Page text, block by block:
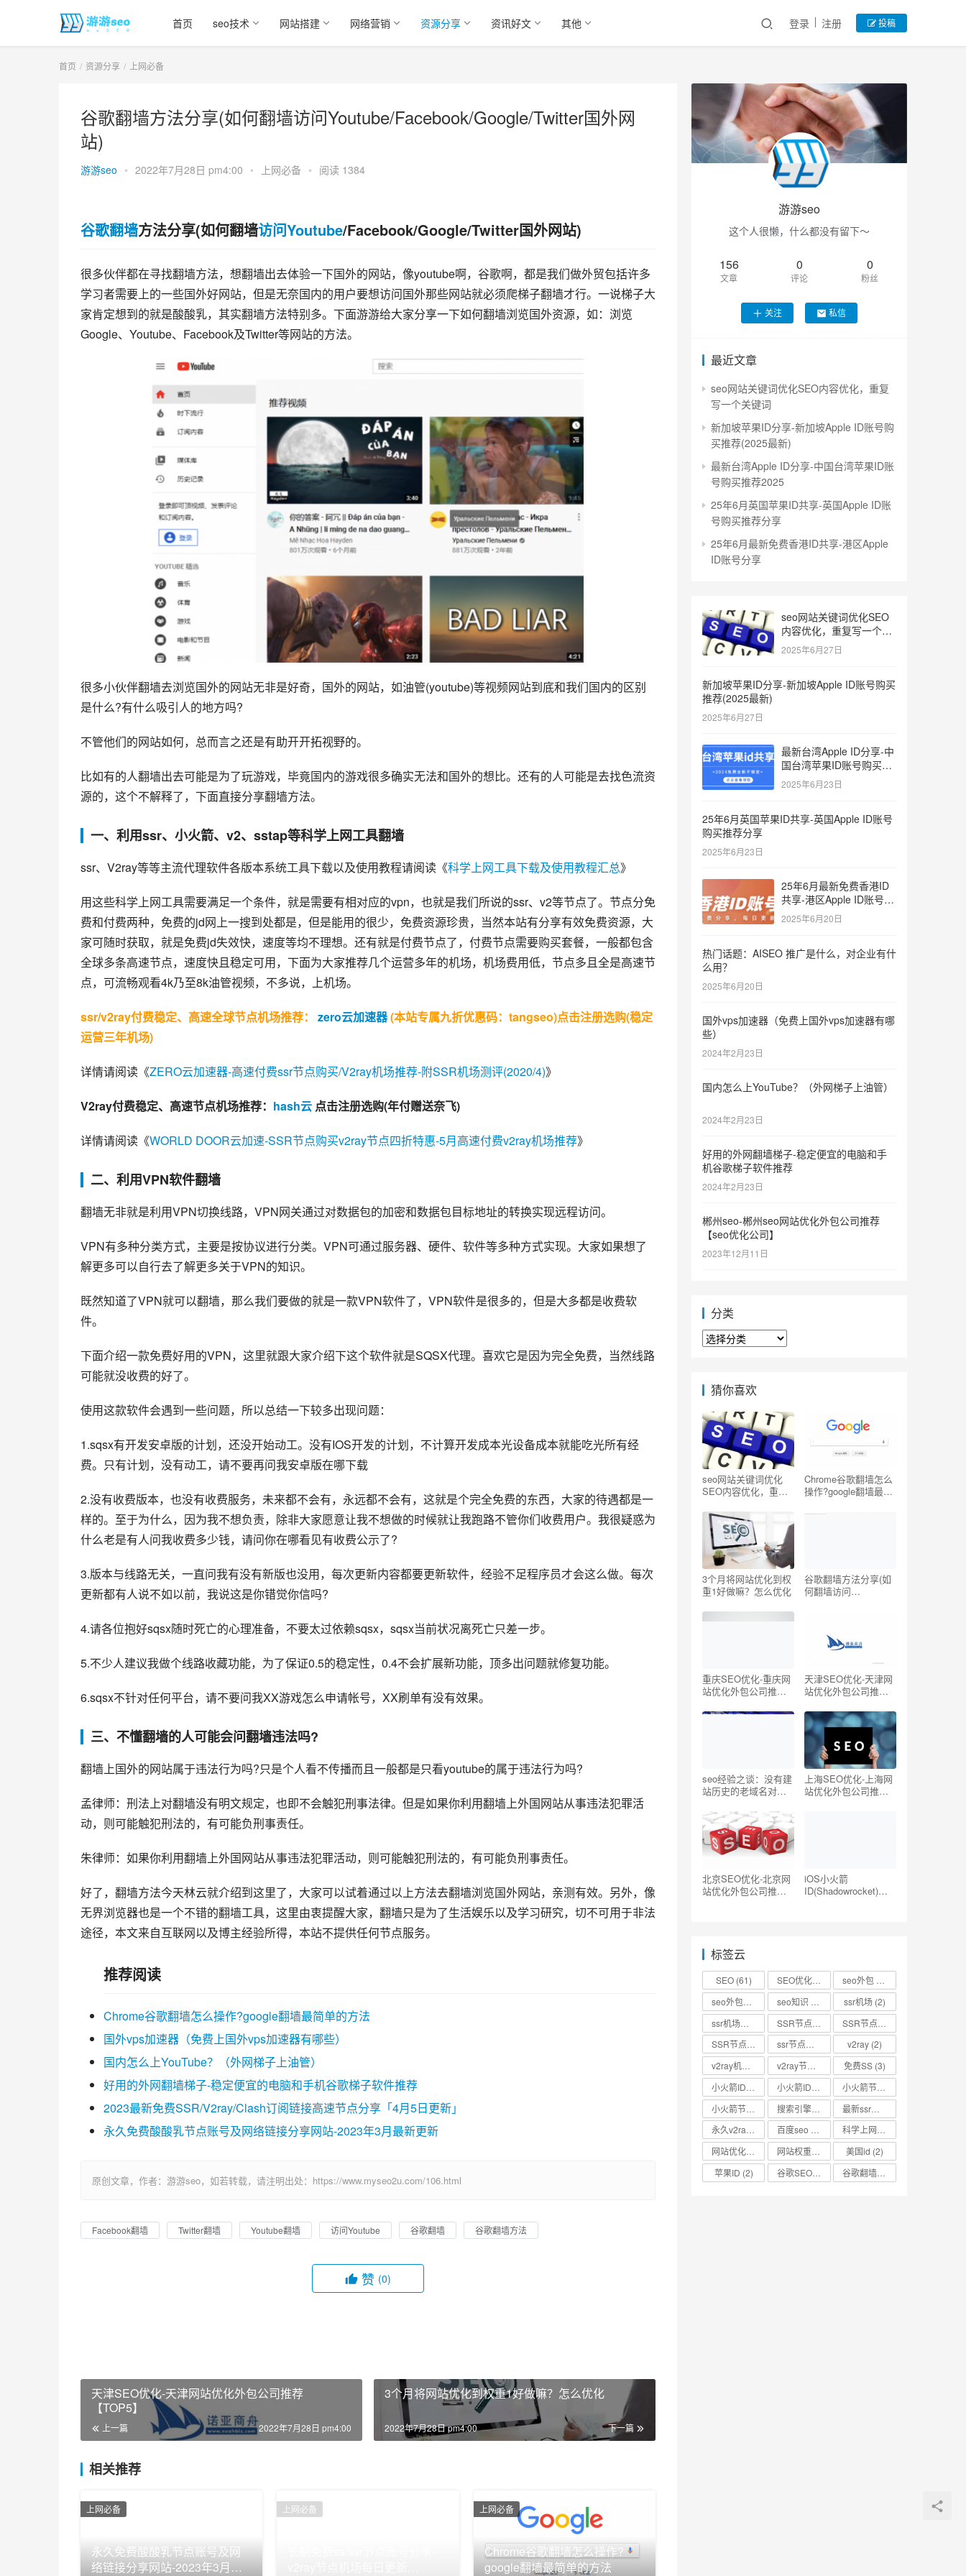
首页 seo技术 网站搭建 网络营销 资源分享 资讯好文 其他 登录 注册 投稿
首页 资源分享 上网必备
谷歌翻墙方法分享(如何翻墙访问Youtube/Facebook/Google/Twitter国外网
站)
游游seo • 2022年7月28日 pm4:00 • 上网必备 • 阅读 1384
谷歌翻墙方法分享(如何翻墙访问Youtube/Facebook/Google/Twitter国外网站)
很多伙伴都在寻找翻墙方法，想翻墙出去体验一下国外的网站，像youtube啊，谷歌啊，都是我们做外贸包括许多
学习者需要上的一些国外好网站，但是无奈国内的用户要想访问国外那些网站就必须爬梯子翻墙才行。一说梯子大
家肯定想到的就是酸酸乳，其实翻墙方法特别多。下面游游给大家分享一下如何翻墙浏览国外资源，如：浏览
Google、Youtube、Facebook及Twitter等网站的方法。
很多小伙伴翻墙去浏览国外的网站无非是好奇，国外的网站，如油管(youtube)等视频网站到底和我们国内的区别
是什么?有什么吸引人的地方吗?
不管他们的网站如何，总而言之还是有助开开拓视野的。
比如有的人翻墙出去可能是为了玩游戏，毕竟国内的游戏很多确实无法和国外的想比。还有的人可能是去找色流资
源的，这个不解释了，下面直接分享翻墙方法。
一、利用ssr、小火箭、v2、sstap等科学上网工具翻墙
ssr、V2ray等等主流代理软件各版本系统工具下载以及使用教程请阅读《科学上网工具下载及使用教程汇总》
用这些科学上网工具需要满足一个条件，就是需要有相对应的vpn，也就是我们所说的ssr、v2等节点了。节点分免
费和付费两种，免费的jd网上一搜到处都是，但是能用的很少，免费资源珍贵，当然本站有分享有效免费资源，大
家可随时获取，就是免费jd失效快，速度等均不理想。还有就是付费节点了，付费节点需要购买套餐，一般都包含
全球多条高速节点，速度快且稳定可用，下面为大家推荐几个运营多年的机场，机场费用低，节点多且全是高速节
点，可流畅观看4k乃至8k油管视频，不多说，上机场。
ssr/v2ray付费稳定、高速全球节点机场推荐： zero云加速器(本站专属九折优惠码：tangseo)点击注册选购(稳定
运营三年机场)
详情请阅读《ZERO云加速器-高速付费ssr节点购买/V2ray机场推荐-附SSR机场测评(2020/4)》
V2ray付费稳定、高速节点机场推荐： hash云 点击注册选购(年付赠送奈飞)
详情请阅读《WORLD DOOR云加速-SSR节点购买v2ray节点四折特惠-5月高速付费v2ray机场推荐》
二、利用VPN软件翻墙
翻墙无非就是利用VPN切换线路，VPN网关通过对数据包的加密和数据包目标地址的转换实现远程访问。
VPN有多种分类方式，主要是按协议进行分类。VPN可通过服务器、硬件、软件等多种方式实现。大家如果想了
解更多可以自行去了解更多关于VPN的知识。
既然知道了VPN就可以翻墙，那么我们要做的就是一款VPN软件了，VPN软件是很多的，但是大多都是收费软
件。
下面介绍一款免费好用的VPN，这里就跟大家介绍下这个软件就是SQSX代理。喜欢它是因为完全免费，当然线路
可能就没收费的好了。
使用这款软件会遇到一些问题，所以总结一下较多出现问题：
1.sqsx有开发安卓版的计划，还没开始动工。没有IOS开发的计划，不计算开发成本光设备成本就能吃光所有经
费。只有计划，没有动工，请不要再问我安卓版在哪下载
2.没有收费版本，也没有收费服务，未来都不会有，永远都不会有，这就是个完全免费的东西，大家的待遇都是一
样的。至于为什么，因为我不想负责，除非大家愿意让我不想做的时候就让我跑路不管你们收费用户。我很疑惑为
什么老是有人问我收费多少钱，请问你在哪看见有收费公示了?
3.版本与线路无关，一直问我有没有新版也没用，每次更新内容都要更新软件，经验不足程序员才会这么做。每次
更新都有人说不如以前，我说这是你错觉你信吗?
4.请各位抱好sqsx随时死亡的心理准备，不要太过依赖sqsx，sqsx当前状况离死亡只差一步。
5.不少人建议我做个线路收藏功能，为了保证0.5的稳定性，0.4不会扩展新功能，顶多出问题就修复功能。
6.sqsx不针对任何平台，请不要问我XX游戏怎么申请帐号，XX刷单有没有效果。
三、不懂翻墙的人可能会问翻墙违法吗?
翻墙上国外的网站属于违法行为吗?只是个人看不传播而且一般都是只看youtube的属于违法行为吗?
孟律师：刑法上对翻墙没有明文规定，也即不会触犯刑事法律。但是如果你利用翻墙上外国网站从事违法犯罪活
动，则可能触犯刑法的，有可能负刑事责任。
朱律师：如果你利用翻墙上外国网站从事违法犯罪活动，则可能触犯刑法的，有可能负刑事责任。
好了，翻墙方法今天林云就介绍到这里了，大家可以试着通过以上方法去翻墙浏览国外网站，亲测有效。另外，像
无界浏览器也是一个不错的翻墙工具，这里由衷提醒大家，翻墙只是为了生活娱乐以及学习研究，切不可用于非法
途径，本文来自互联网以及博主经验所得，本站不提供任何节点服务。
推荐阅读
Chrome谷歌翻墙怎么操作?google翻墙最简单的方法
国外vps加速器（免费上国外vps加速器有哪些）
国内怎么上YouTube？（外网梯子上油管）
好用的外网翻墙梯子-稳定便宜的电脑和手机谷歌梯子软件推荐
2023最新免费SSR/V2ray/Clash订阅链接高速节点分享「4月5日更新」
永久免费酸酸乳节点账号及网络链接分享网站-2023年3月最新更新
原创文章，作者：游游seo，如若转载，请注明出处：https://www.myseo2u.com/106.html
Facebook翻墙 Twitter翻墙 Youtube翻墙 访问Youtube 谷歌翻墙 谷歌翻墙方法
赞 (0)
天津SEO优化-天津网站优化外包公司推荐
【TOP5】
上一篇 2022年7月28日 pm4:00
3个月将网站优化到权重1好做嘛？怎么优化
下一篇
2022年7月28日 pm4:00
相关推荐
永久免费酸酸乳节点账号及网
络链接分享网站-2023年3月最
上网必备 上网必备
Chrome谷歌翻墙怎么操作?
google翻墙最简单的方法
上网必备
游游seo
这个人很懒，什么都没有留下～
156
文章
0
评论
0
粉丝
关注 私信
最近文章
seo网站关键词优化SEO内容优化，重复
写一个关键词
新加坡苹果ID分享-新加坡Apple ID账号购
买推荐(2025最新)
最新台湾Apple ID分享-中国台湾苹果ID账
号购买推荐2025
25年6月英国苹果ID共享-英国Apple ID账
号购买推荐分享
25年6月最新免费香港ID共享-港区Apple
ID账号分享
seo网站关键词优化SEO
内容优化，重复写一个关
键词
2025年6月27日
新加坡苹果ID分享-新加坡Apple ID账号购买
推荐(2025最新)
2025年6月27日
最新台湾Apple ID分享-中
国台湾苹果ID账号购买推
荐2025
2025年6月23日
25年6月英国苹果ID共享-英国Apple ID账号
购买推荐分享
2025年6月23日
25年6月最新免费香港ID
共享-港区Apple ID账号分
享
2025年6月20日
热门话题：AISEO 推广是什么，对企业有什
么用？
2025年6月20日
国外vps加速器（免费上国外vps加速器有哪
些）
2024年2月23日
国内怎么上YouTube？（外网梯子上油管）
2024年2月23日
好用的外网翻墙梯子-稳定便宜的电脑和手
机谷歌梯子软件推荐
2024年2月23日
郴州seo-郴州seo网站优化外包公司推荐
【seo优化公司】
2023年12月11日
分类
分
类
猜你喜欢
seo网站关键词优化
SEO内容优化，重复
Chrome谷歌翻墙怎么
操作?google翻墙最简
3个月将网站优化到权
重1好做嘛？怎么优化
谷歌翻墙方法分享(如
何翻墙访问
重庆SEO优化-重庆网
站优化外包公司推荐
天津SEO优化-天津网
站优化外包公司推荐
seo经验之谈：没有建
站历史的老域名对
上海SEO优化-上海网
站优化外包公司推荐
北京SEO优化-北京网
站优化外包公司推荐
iOS小火箭
ID(Shadowrocket)账
标签云
SEO(61) seo外包
seo知识 ssr机场 (2)
v2ray (2)
免费SS (3)
(2)
(2)百度seo
美国id (2)
苹果ID (2)